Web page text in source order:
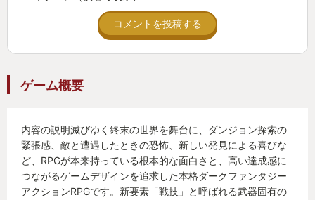
売りに行くことを考えた。「すぐに売れば高く売れ
るし、傷は浅くて済む。」と。しかし、ある言葉が
脳裏によぎった。「逃げちゃだめだ、逃げちゃだめ
だ、逃げちゃだめだ。」と。某アニメのセリフだ。
その言葉を糧に私は仁王をプレイした。
やってトライ＆エラーを繰り返していくうち、私は
自分のプレイングスキルが上がっていることを確信
していた。そして多くのボスを倒す度に私は満足感
と充実感に満たされていた。「これが、これが死に
コメントを投稿する
ゲーム概要
内容の説明滅びゆく終末の世界を舞台に、ダンジョン探索の
緊張感、敵と遭遇したときの恐怖、新しい発見による喜びな
ど、RPGが本来持っている根本的な面白さと、高い達成感に
つながるゲームデザインを追求した本格ダークファンタジー
アクションRPGです。新要素「戦技」と呼ばれる武器固有の